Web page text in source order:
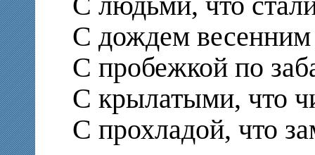
С дождем
С пробежкой по
С крылатыми, что
С прохладой, что